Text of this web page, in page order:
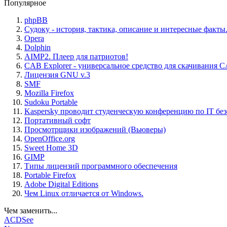
Популярное
phpBB
Судоку - история, тактика, описание и интересные факты.
Opera
Dolphin
AIMP2. Плеер для патриотов!
CAB Explorer - универсальное средство для скачивания
Лицензия GNU v.3
SMF
Mozilla Firefox
Sudoku Portable
Kaspersky проводит студенческую конференцию по IT
Портативный софт
Просмотрщики изображений (Вьюверы)
OpenOffice.org
Sweet Home 3D
GIMP
Типы лицензий программного обеспечения
Portable Firefox
Adobe Digital Editions
Чем Linux отличается от Windows.
Чем заменить...
ACDSee